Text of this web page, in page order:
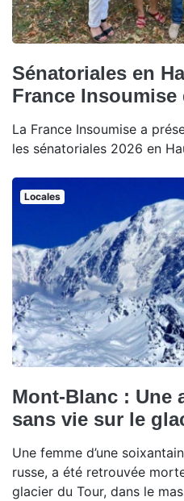
Sénatoriales en
France
La France Insoumise a
les sénatoriales 2026 en
Locales
Mont-Blanc : Une
sans vie sur le
Une femme d’une
russe, a été retrouvée
glacier du Tour, dans le